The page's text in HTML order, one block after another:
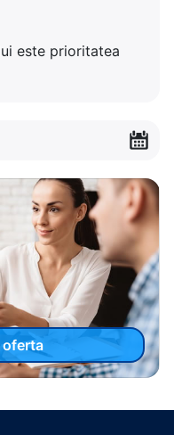
este prioritatea
oferta